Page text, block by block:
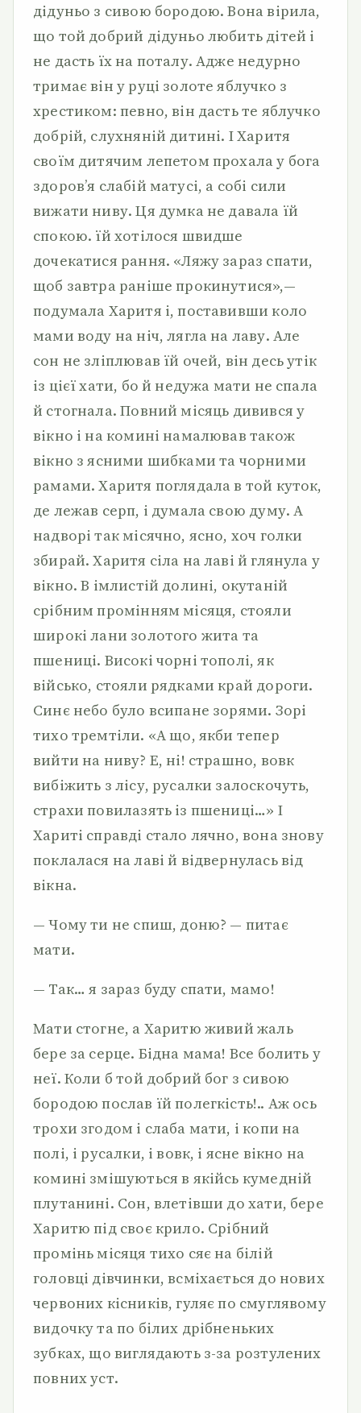
дідуньо з сивою бородою. Вона вірила,
що той добрий дідуньо любить дітей і
не дасть їх на поталу. Адже недурно
тримає він у руці золоте яблучко з
хрестиком: певно, він дасть те яблучко
добрій, слухняній дитині. І Харитя
своїм дитячим лепетом прохала у бога
здоров’я слабій матусі, а собі сили
вижати ниву. Ця думка не давала їй
спокою. їй хотілося швидше
дочекатися рання. «Ляжу зараз спати,
щоб завтра раніше прокинутися»,—
подумала Харитя і, поставивши коло
мами воду на ніч, лягла на лаву. Але
сон не зліплював їй очей, він десь утік
із цієї хати, бо й недужа мати не спала
й стогнала. Повний місяць дивився у
вікно і на комині намалював також
вікно з ясними шибками та чорними
рамами. Харитя поглядала в той куток,
де лежав серп, і думала свою думу. А
надворі так місячно, ясно, хоч голки
збирай. Харитя сіла на лаві й глянула у
вікно. В імлистій долині, окутаній
срібним промінням місяця, стояли
широкі лани золотого жита та
пшениці. Високі чорні тополі, як
військо, стояли рядками край дороги.
Синє небо було всипане зорями. Зорі
тихо тремтіли. «А що, якби тепер
вийти на ниву? Е, ні! страшно, вовк
вибіжить з лісу, русалки залоскочуть,
страхи повилазять із пшениці…» І
Хариті справді стало лячно, вона знову
поклалася на лаві й відвернулась від
вікна.
— Чому ти не спиш, доню? — питає
мати.
— Так… я зараз буду спати, мамо!
Мати стогне, а Харитю живий жаль
бере за серце. Бідна мама! Все болить у
неї. Коли б той добрий бог з сивою
бородою послав їй полегкість!.. Аж ось
трохи згодом і слаба мати, і копи на
полі, і русалки, і вовк, і ясне вікно на
комині змішуються в якійсь кумедній
плутанині. Сон, влетівши до хати, бере
Харитю під своє крило. Срібний
промінь місяця тихо сяє на білій
головці дівчинки, всміхається до нових
червоних кісників, гуляє по смуглявому
видочку та по білих дрібненьких
зубках, що виглядають з-за розтулених
повних уст.